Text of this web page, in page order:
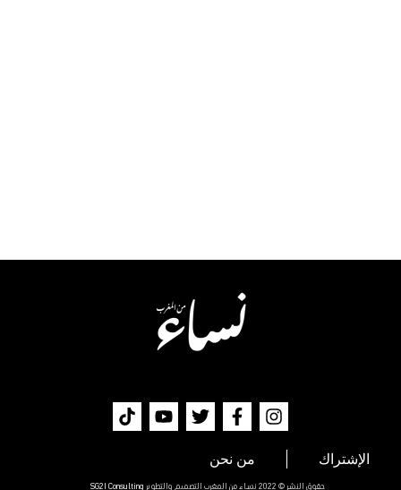
الإشتراك من نحن
حقوق النشر © 2022 نساء من المغرب التصميم والتطوير SG2I Consulting